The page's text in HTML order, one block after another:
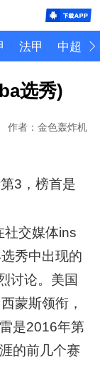
法甲 中超
选秀)
作者：金色轰炸机
3，榜首是
社交媒体ins
秀中出现的
讨论。美国
蒙斯领衔，
是2016年第
的前几个赛